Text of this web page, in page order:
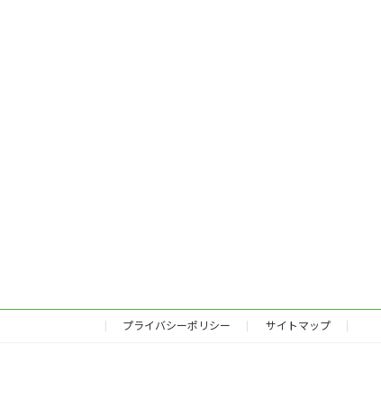
プライバシーポリシー サイトマップ